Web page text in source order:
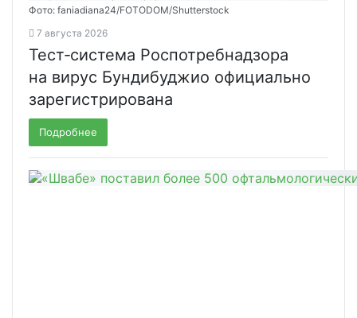
Фото: faniadiana24/FOTODOM/Shutterstock
7 августа 2026
Тест‑система Роспотребнадзора
на вирус Бундибуджио официально
зарегистрирована
Подробнее